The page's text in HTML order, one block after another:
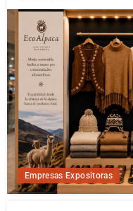
Empresas Expositoras